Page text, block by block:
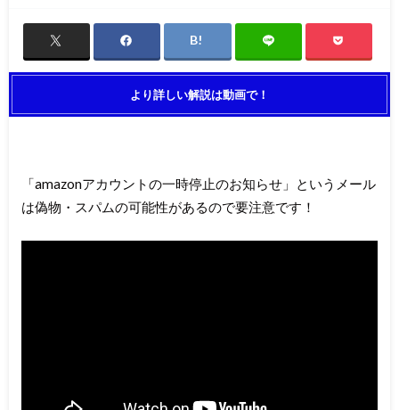
より詳しい解説は動画で！
「amazonアカウントの一時停止のお知らせ」というメール
は偽物・スパムの可能性があるので要注意です！